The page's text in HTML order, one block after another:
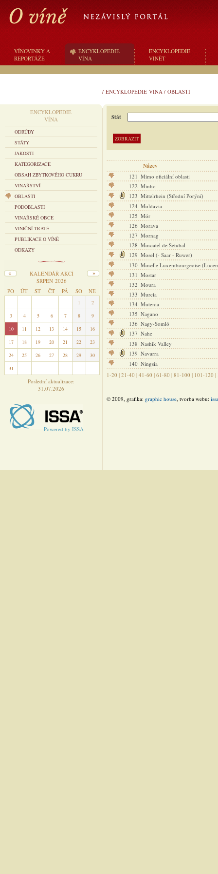
VÍNOVINKY A
REPORTÁŽE
ENCYKLOPEDIE
VÍNA
ENCYKLOPEDIE
VINĚT
/ ENCYKLOPEDIE VÍNA / OBLASTI
ENCYKLOPEDIE
VÍNA
ODRŮDY
STÁTY
JAKOSTI
KATEGORIZACE
OBSAH ZBYTKOVÉHO CUKRU
VINAŘSTVÍ
OBLASTI
PODOBLASTI
VINAŘSKÉ OBCE
VINIČNÍ TRATĚ
PUBLIKACE O VÍNĚ
ODKAZY
KALENDÁŘ AKCÍ
SRPEN 2026
PO
ÚT ST ČT PÁ SO NE
1
2
3
4 5 6 7 8
9
10
11 12 13 14 15
16
17
18 19 20 21 22
23
24
25 26 27 28 29
30
31
Poslední aktualizace:
31.07.2026
Powered by ISSA
Stát
Název
121 Mimo oficiální oblasti
122 Minho
123 Mittelrhein (Střední Porýní)
124 Moldavia
125 Mór
126 Morava
127 Mornag
128 Moscatel de Setubal
129 Mosel (- Saar - Ruwer)
130 Moselle Luxembourgeoise
131 Mostar
132 Moura
133 Murcia
134 Mutenia
135 Nagano
136 Nagy-Somló
137 Nahe
138 Nashik Valley
139 Navarra
140 Ningsia
1-20 | 21-40 | 41-60 | 61-80 | 81-100 | 101-120 |
© 2009, grafika: graphic house, tvorba webu: